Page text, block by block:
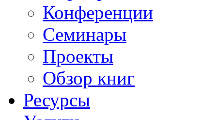
Конференции
Семинары
Проекты
Обзор книг
Ресурсы